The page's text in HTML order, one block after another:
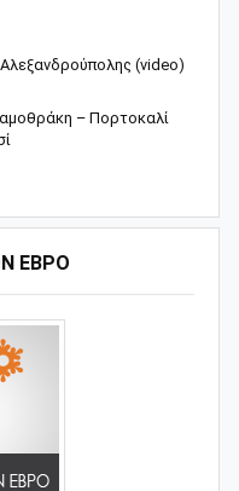
(video)
– Πορτοκαλί
ΕΒΡΟ